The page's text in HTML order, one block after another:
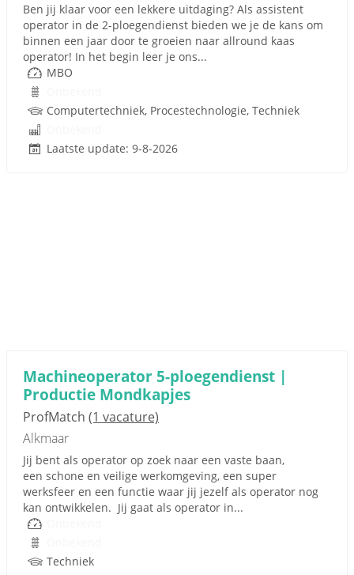
Ben jij klaar voor een lekkere uitdaging? Als assistent
operator in de 2-ploegendienst bieden we je de kans om
binnen een jaar door te groeien naar allround kaas
operator! In het begin leer je ons...
MBO
Computertechniek, Procestechnologie, Techniek
Laatste update: 9-8-2026
Machineoperator 5-ploegendienst |
Productie Mondkapjes
ProfMatch (1 vacature)
Alkmaar
Jij bent als operator op zoek naar een vaste baan,
een schone en veilige werkomgeving, een super
werksfeer en een functie waar jij jezelf als operator nog
kan ontwikkelen. Jij gaat als operator in...
Techniek